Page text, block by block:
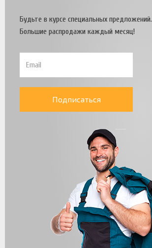
Будьте в курсе специальных предложений.
Большие распродажи каждый месяц!
Подписаться